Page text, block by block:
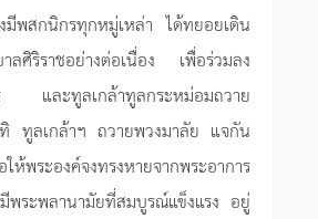
พสกนิกรทุกหมู่เหล่า ได้ทยอยเดิน
าลศิริราชอย่างต่อเนื่อง เพื่อร่วมลง
และทูลเกล้าทูลกระหม่อมถวาย
ทูลเกล้าฯ ถวายพวงมาลัย แจกัน
พระองค์จงทรงหายจากพระอาการ
พระพลานามัยที่สมบูรณ์แข็งแรง อยู่